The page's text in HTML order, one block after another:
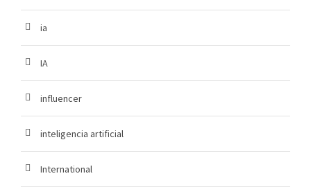
ia
IA
influencer
inteligencia artificial
International